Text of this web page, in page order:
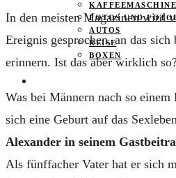
FOTOS UND
AUTOS
REISE
BOXEN
In den meisten Magazinen wird
Ereignis gesprochen, an das
erinnern. Ist das aber wirklich
Was bei Männern nach so
sich eine Geburt auf das
Alexander in seinem
Als fünffacher Vater hat er sich